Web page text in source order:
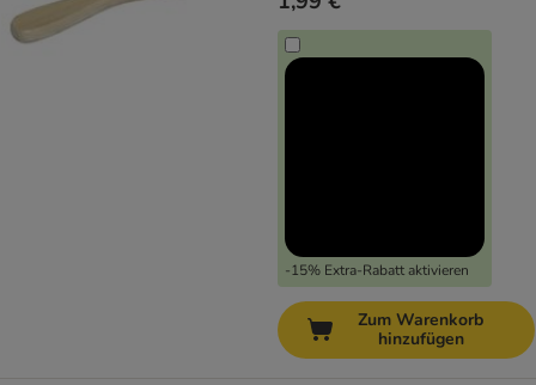
-15% Extra-Rabatt aktivieren
Zum Warenkorb
hinzufügen